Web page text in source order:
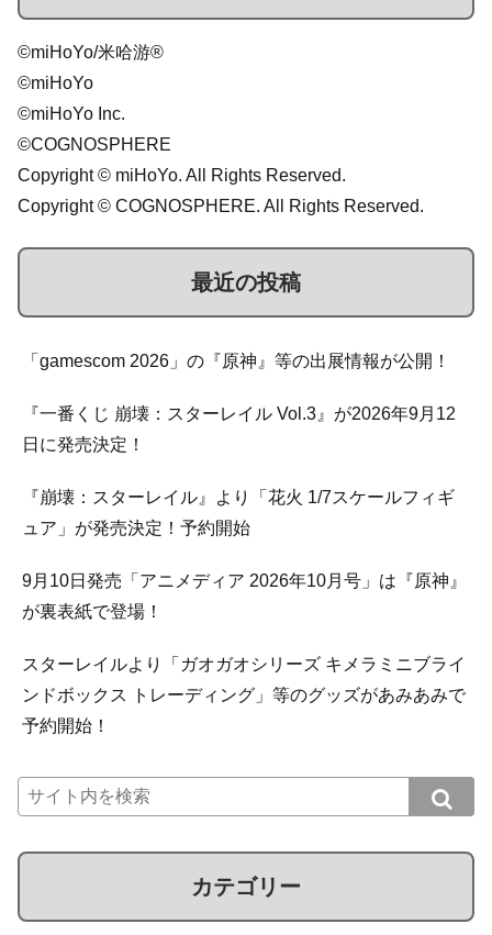
©miHoYo/米哈游®
©miHoYo
©miHoYo Inc.
©COGNOSPHERE
Copyright © miHoYo. All Rights Reserved.
Copyright © COGNOSPHERE. All Rights Reserved.
最近の投稿
「gamescom 2026」の『原神』等の出展情報が公開！
『一番くじ 崩壊：スターレイル Vol.3』が2026年9月12
日に発売決定！
『崩壊：スターレイル』より「花火 1/7スケールフィギ
ュア」が発売決定！予約開始
9月10日発売「アニメディア 2026年10月号」は『原神』
が裏表紙で登場！
スターレイルより「ガオガオシリーズ キメラミニブライ
ンドボックス トレーディング」等のグッズがあみあみで
予約開始！
カテゴリー